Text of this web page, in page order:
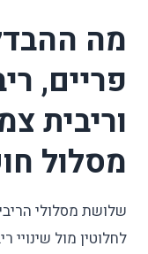
מה
פריים,
וריבית
מסלול
שלושת מסלולי
לחלוטין מול